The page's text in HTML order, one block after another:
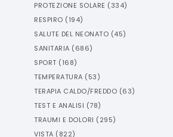
PROTEZIONE SOLARE (334)
RESPIRO (194)
SALUTE DEL NEONATO (45)
SANITARIA (686)
SPORT (168)
TEMPERATURA (53)
TERAPIA CALDO/FREDDO (63)
TEST E ANALISI (78)
TRAUMI E DOLORI (295)
VISTA (822)